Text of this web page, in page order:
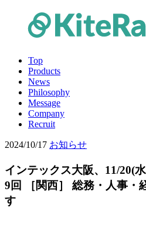
Top
Products
News
Philosophy
Message
Company
Recruit
2024/10/17 お知らせ
インテックス大阪、11/20(
9回 ［関西］ 総務・人事・
す